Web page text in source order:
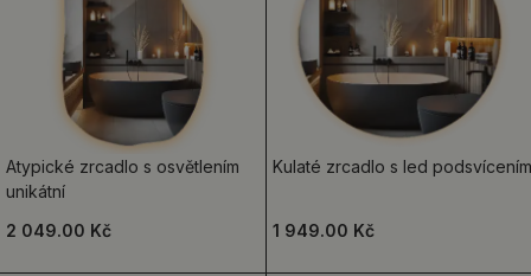
Atypické zrcadlo s osvětlením
unikátní
2 049.00 Kč
Kulaté zrcadlo s led podsvícením
1 949.00 Kč